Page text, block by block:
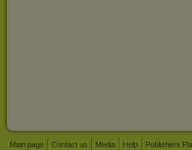
Main page Contact us Media Help
Publishers